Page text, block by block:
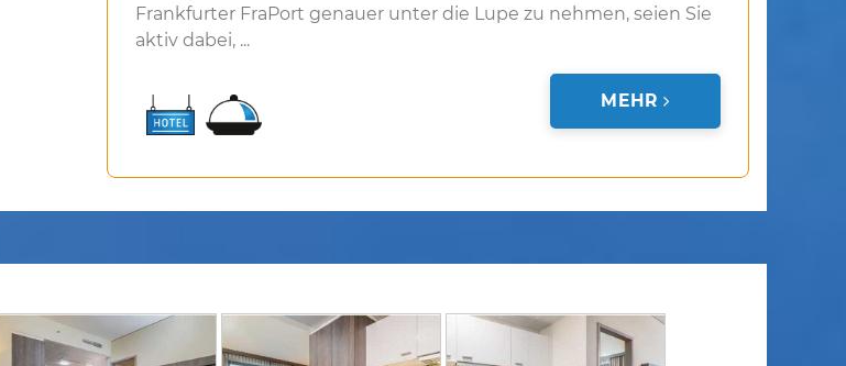
Frankfurter FraPort genauer unter die Lupe zu nehmen, seien Sie
aktiv dabei, ...
MEHR